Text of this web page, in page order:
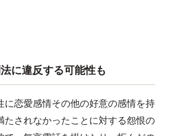
に違反する可能性も
に恋愛感情その他の好意の感情を持
たされなかったことに対する怨恨の